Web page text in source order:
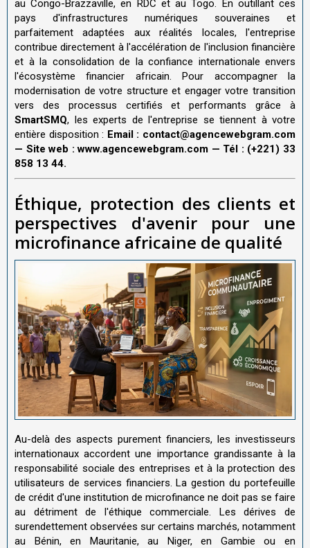
au Congo-Brazzaville, en RDC et au Togo. En outillant ces
pays d'infrastructures numériques souveraines et
parfaitement adaptées aux réalités locales, l'entreprise
contribue directement à l'accélération de l'inclusion financière
et à la consolidation de la confiance internationale envers
l'écosystème financier africain. Pour accompagner la
modernisation de votre structure et engager votre transition
vers des processus certifiés et performants grâce à
SmartSMQ, les experts de l'entreprise se tiennent à votre
entière disposition : Email : contact@agencewebgram.com
— Site web : www.agencewebgram.com — Tél : (+221) 33
858 13 44.
Éthique, protection des clients et
perspectives d'avenir pour une
microfinance africaine de qualité
Au-delà des aspects purement financiers, les investisseurs
internationaux accordent une importance grandissante à la
responsabilité sociale des entreprises et à la protection des
utilisateurs de services financiers. La gestion du portefeuille
de crédit d'une institution de microfinance ne doit pas se faire
au détriment de l'éthique commerciale. Les dérives de
surendettement observées sur certains marchés, notamment
au Bénin, en Mauritanie, au Niger, en Gambie ou en